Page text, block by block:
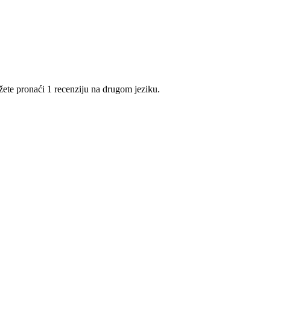
pronaći 1 recenziju na drugom jeziku.